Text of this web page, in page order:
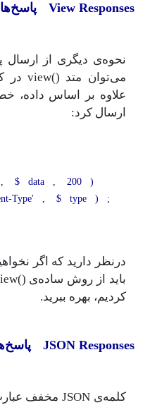
View Responses پاسخ‌های ویو
نحوه‌ی دیگری از ارسال
علاوه بر اساس داده،
ارسال کرد:
, $ data , 200
)
Type' , $ type ) ;
کردیم، بهره ببرید.
JSON Responses پاسخ‌های جیسون
کلمه‌ی JSON مخفف عبارت